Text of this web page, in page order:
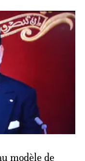
modèle de